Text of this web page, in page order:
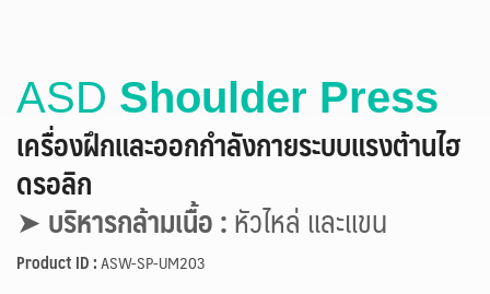
ASD Shoulder Press
เครื่องฝึกและออกกำลังกายระบบแรงต้านไฮ
ดรอลิก
➤บริหารกล้ามเนื้อ :หัวไหล่ และแขน
Product ID :ASW-SP-UM203